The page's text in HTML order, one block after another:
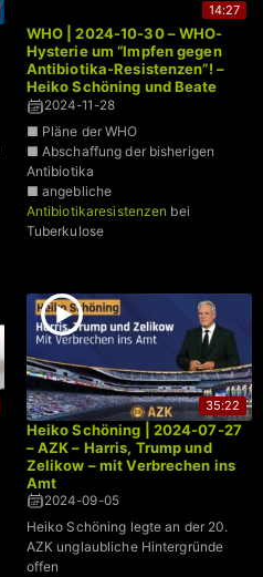
14:27
WHO | 2024-10-30 – WHO-
Hysterie um “Impfen gegen
Antibiotika-Resistenzen”! –
Heiko Schöning und Beate
Bahner klären auf (2)
2024-11-28
■ Pläne der WHO
■ Abschaffung der bisherigen
Antibiotika
■ angebliche
Antibiotikaresistenzen bei
Tuberkulose
35:22
Heiko Schöning | 2024-07-27
– AZK – Harris, Trump und
Zelikow – mit Verbrechen ins
Amt
2024-09-05
Heiko Schöning legte an der 20.
AZK unglaubliche Hintergründe
offen